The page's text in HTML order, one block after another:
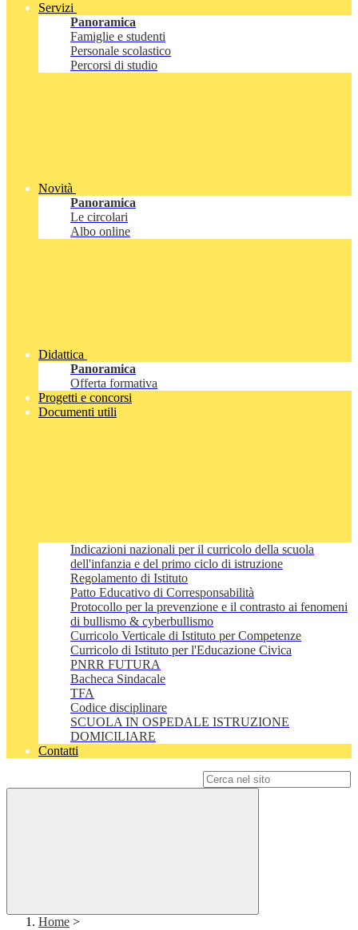
Servizi
Panoramica
Famiglie e studenti
Personale scolastico
Percorsi di studio
Novità
Panoramica
Le circolari
Albo online
Didattica
Panoramica
Offerta formativa
Progetti e concorsi
Documenti utili
Indicazioni nazionali per il curricolo della scuola
dell'infanzia e del primo ciclo di istruzione
Regolamento di Istituto
Patto Educativo di Corresponsabilità
Protocollo per la prevenzione e il contrasto ai fenomeni
di bullismo & cyberbullismo
Curricolo Verticale di Istituto per Competenze
Curricolo di Istituto per l'Educazione Civica
PNRR FUTURA
Bacheca Sindacale
TFA
Codice disciplinare
SCUOLA IN OSPEDALE ISTRUZIONE
DOMICILIARE
Contatti
Home >